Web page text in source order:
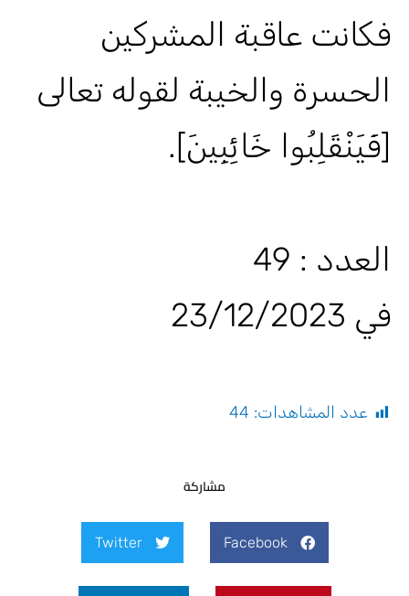
فكانت عاقبة المشركين
الحسرة والخيبة لقوله تعالى
[فَيَنْقَلِبُوا خَائِبِينَ].
العدد : 49
في 23/12/2023
عدد المشاهدات: 44
مشاركة
Facebook
Twitter